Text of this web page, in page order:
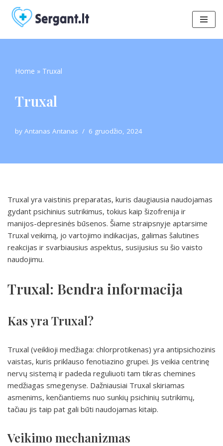
Skip
to
Home » Truxal
Truxal
by Antanas Antanas 6 gruodžio, 2024
Truxal yra vaistinis preparatas, kuris daugiausia naudojamas
gydant psichinius sutrikimus, tokius kaip šizofrenija ir
manijos-depresinės būsenos. Šiame straipsnyje aptarsime
Truxal veikimą, jo vartojimo indikacijas, galimas šalutines
reakcijas ir svarbiausius aspektus, susijusius su šio vaisto
naudojimu.
Truxal: Bendra informacija
Kas yra Truxal?
Truxal (veiklioji medžiaga: chlorprotikenas) yra antipsichozinis
vaistas, kuris priklauso fenotiazino grupei. Jis veikia centrinę
nervų sistemą ir padeda reguliuoti tam tikras chemines
medžiagas smegenyse. Dažniausiai Truxal skiriamas
asmenims, kenčiantiems nuo sunkių psichinių sutrikimų,
tačiau jis taip pat gali būti naudojamas kitaip.
Veikimo mechanizmas